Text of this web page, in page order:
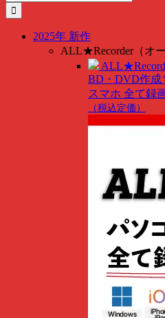
索
…
2025年 新作
ALL★Recorder（オ
BD・DVD作成
スマホ 全て録
（税込定価）